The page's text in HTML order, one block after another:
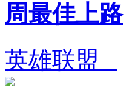
周最佳上路
英雄联盟